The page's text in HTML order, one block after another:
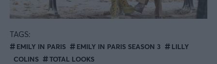
TAGS:
EMILY IN PARIS EMILY IN PARIS SEASON 3
LILLY
COLINS
TOTAL LOOKS